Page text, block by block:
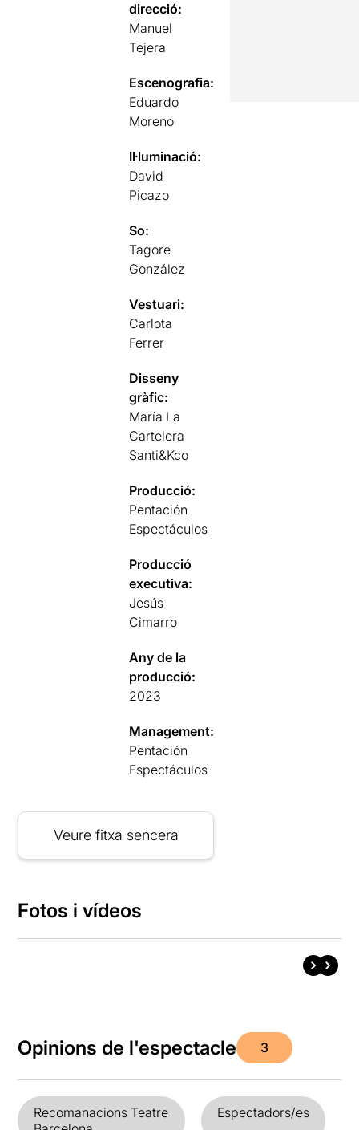
direcció:
Manuel
Tejera
Escenografia:
Eduardo
Moreno
Il·luminació:
David
Picazo
So:
Tagore
González
Vestuari:
Carlota
Ferrer
Disseny
gràfic:
María La
Cartelera
Santi&Kco
Producció:
Pentación
Espectáculos
Producció
executiva:
Jesús
Cimarro
Any de la
producció:
2023
Management:
Pentación
Espectáculos
Veure fitxa sencera
Fotos i vídeos
Opinions de l'espectacle 3
Recomanacions Teatre
Espectadors/es